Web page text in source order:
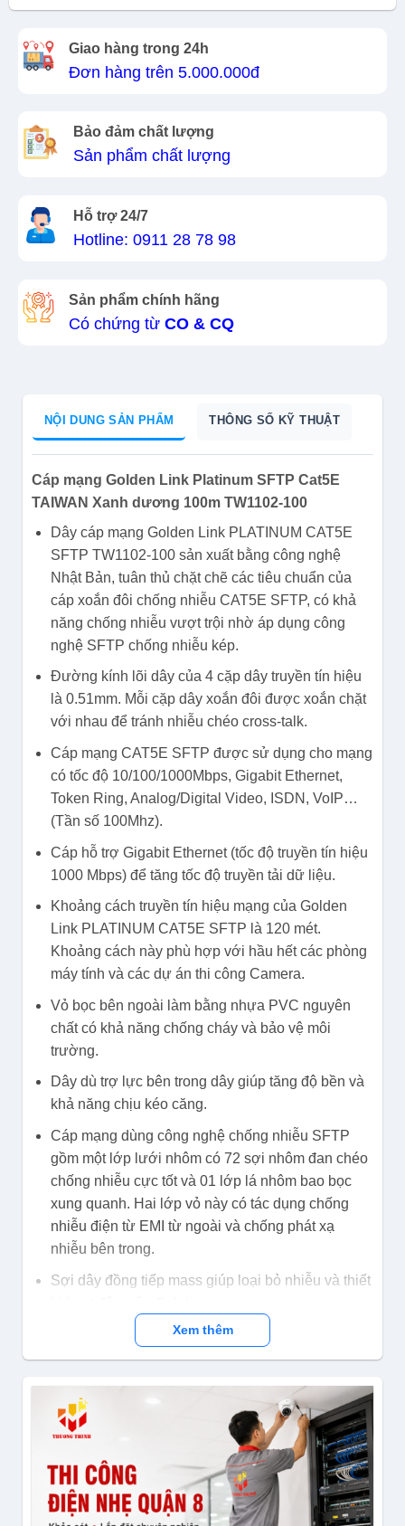
Giao hàng trong 24h
Đơn hàng trên 5.000.000đ
Bảo đảm chất lượng
Sản phẩm chất lượng
Hỗ trợ 24/7
Hotline: 0911 28 78 98
Sản phẩm chính hãng
Có chứng từ CO & CQ
NỘI DUNG SẢN PHẨM THÔNG SỐ KỸ THUẬT
Cáp mạng Golden Link Platinum SFTP Cat5E
TAIWAN Xanh dương 100m TW1102-100
Dây cáp mạng Golden Link PLATINUM CAT5E
SFTP TW1102-100 sản xuất bằng công nghệ
Nhật Bản, tuân thủ chặt chẽ các tiêu chuẩn của
cáp xoắn đôi chống nhiễu CAT5E SFTP, có khả
năng chống nhiễu vượt trội nhờ áp dụng công
nghệ SFTP chống nhiễu kép.
Đường kính lõi dây của 4 cặp dây truyền tín hiệu
là 0.51mm. Mỗi cặp dây xoắn đôi được xoắn chặt
với nhau để tránh nhiễu chéo cross-talk.
Cáp mạng CAT5E SFTP được sử dụng cho mạng
có tốc độ 10/100/1000Mbps, Gigabit Ethernet,
Token Ring, Analog/Digital Video, ISDN, VoIP…
(Tần số 100Mhz).
Cáp hỗ trợ Gigabit Ethernet (tốc độ truyền tín hiệu
1000 Mbps) để tăng tốc độ truyền tải dữ liệu.
Khoảng cách truyền tín hiệu mạng của Golden
Link PLATINUM CAT5E SFTP là 120 mét.
Khoảng cách này phù hợp với hầu hết các phòng
máy tính và các dự án thi công Camera.
Vỏ bọc bên ngoài làm bằng nhựa PVC nguyên
chất có khả năng chống cháy và bảo vệ môi
trường.
Dây dù trợ lực bên trong dây giúp tăng độ bền và
khả năng chịu kéo căng.
Cáp mạng dùng công nghệ chống nhiễu SFTP
gồm một lớp lưới nhôm có 72 sợi nhôm đan chéo
chống nhiễu cực tốt và 01 lớp lá nhôm bao bọc
xung quanh. Hai lớp vỏ này có tác dụng chống
nhiễu điện từ EMI từ ngoài và chống phát xạ
nhiễu bên trong.
Sợi dây đồng tiếp mass giúp loại bỏ nhiễu và thiết
Dây cáp mạng Golden Link PLATINUM TW1102-
100 thích hợp dùng cho máy vi tính, camera quan
dụng.
Thông số kỹ thuật Cáp mạng Golden Link
Platinum SFTP Cat5E TAIWAN Xanh dương 100m
TW1102-100:
Màu sắc: Xanh dương.
Xem thêm